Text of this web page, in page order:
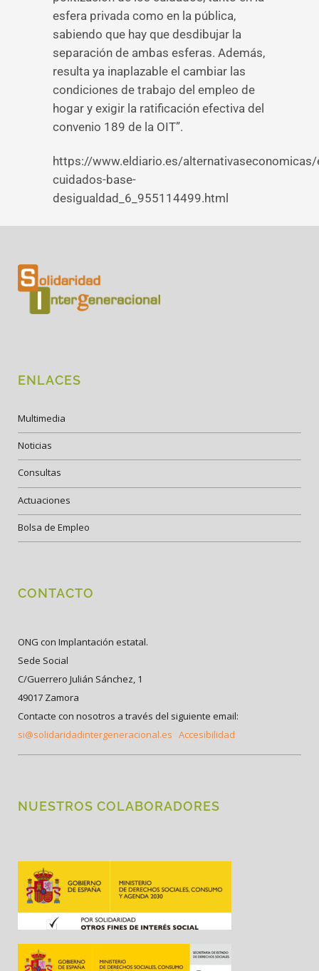
esfera privada como en la pública,
sabiendo que hay que desdibujar la
separación de ambas esferas. Además,
resulta ya inaplazable el cambiar las
condiciones de trabajo del empleo de
hogar y exigir la ratificación efectiva del
convenio 189 de la OIT”.
https://www.eldiario.es/
cuidados-base-
desigualdad_6_955114499.html
ENLACES
Multimedia
Noticias
Consultas
Actuaciones
Bolsa de Empleo
CONTACTO
ONG con Implantación estatal.
Sede Social
C/Guerrero Julián Sánchez, 1
49017 Zamora
Contacte con nosotros a través del siguiente email:
si@solidaridadintergeneracional.es Accesibilidad
NUESTROS COLABORADORES